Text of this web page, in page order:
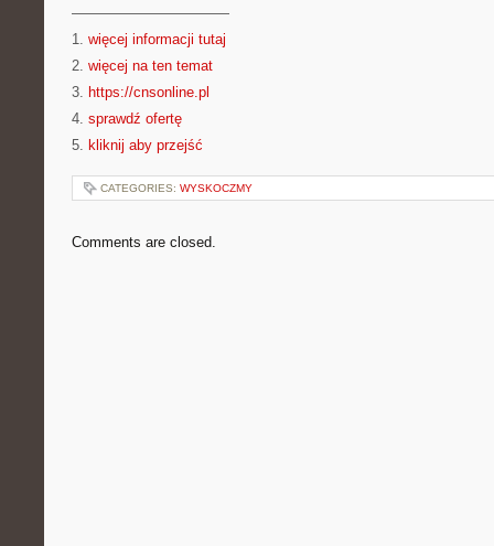
———————————
1. więcej informacji tutaj
2. więcej na ten temat
3. https://cnsonline.pl
4. sprawdź ofertę
5. kliknij aby przejść
CATEGORIES: WYSKOCZMY
Comments are closed.